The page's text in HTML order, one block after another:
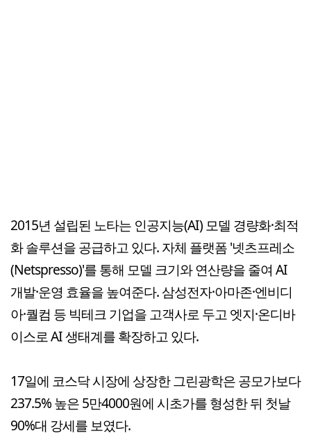
2015년 설립된 노타는 인공지능(AI) 모델 경량화·최적
화 솔루션을 공급하고 있다. 자체 플랫폼 '넷츠프레소
(Netspresso)'를 통해 모델 크기와 연산량을 줄여 AI
개발·운영 효율을 높여준다. 삼성전자·아마존·엔비디
아·퀄컴 등 빅테크 기업을 고객사로 두고 엣지·온디바
이스로 AI 생태계를 확장하고 있다.
17일에 코스닥 시장에 상장한 그린광학은 공모가보다
237.5% 높은 5만4000원에 시초가를 형성한 뒤 첫날
90%대 강세를 보였다.